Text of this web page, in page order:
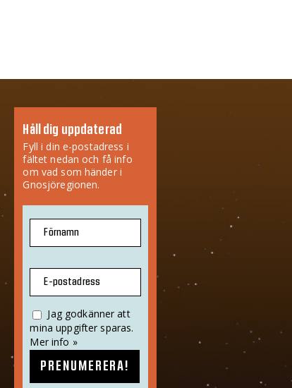
Håll dig uppdaterad
Fyll i din e-postadress i
fältet nedan och få info
om vad som händer i
Gnosjöregionen.
Förnamn
E-postadress
Jag godkänner att
mina uppgifter sparas.
Mer info »
PRENUMERERA!